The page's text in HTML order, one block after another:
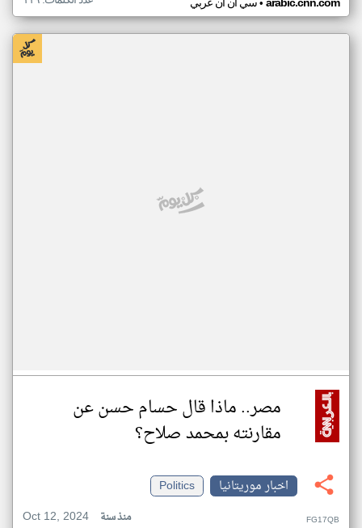
مصر.. ماذا قال حسام حسن عن
مقارنته بمحمد صلاح؟
اخبار موريتانيا
Politics
Oct 12, 2024
منذ سنة FG17QB